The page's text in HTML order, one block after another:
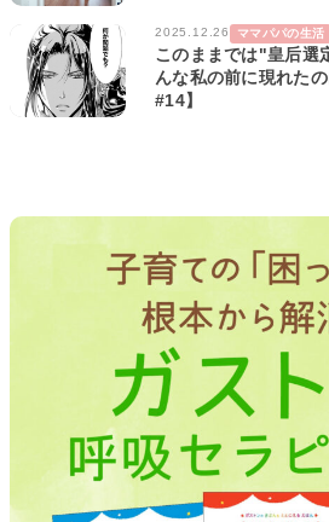
2025.12.26 ママパパの生活
このままでは"皇后選
んな私の前に現れた
#14】